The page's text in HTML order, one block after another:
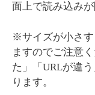
面上で読み込み
※サイズが小さす
ますのでご注意
た」「URLが違
ります。